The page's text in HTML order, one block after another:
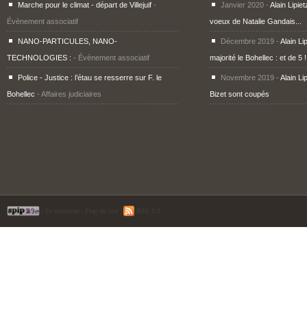
Marche pour le climat - départ de Villejuif -
Évènement associatif
NANO-PARTICULES, NANO-
TECHNOLOGIES : - Évènement associatif
Police - Justice : l’étau se resserre sur F. le
Bohellec - Affaires judiciaires
Janvier 2020 - Alain
voeux de Natalie Gandais...
Décembre 2019 - Alain
majorité le Bohellec : et de 5 !
Novembre 2019 - Alain
Bizet sont coupés